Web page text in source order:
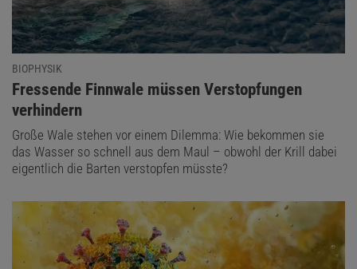
BIOPHYSIK
:
Fressende Finnwale müssen Verstopfungen
verhindern
Große Wale stehen vor einem Dilemma: Wie bekommen sie
das Wasser so schnell aus dem Maul – obwohl der Krill dabei
eigentlich die Barten verstopfen müsste?